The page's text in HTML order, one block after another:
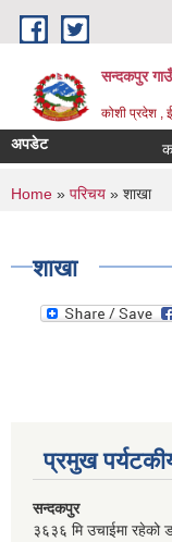
Skip to main content
सन्दकपुर
कोशी प्रदेश ,
अपडेट
You are
Home » परिचय » शाखा
शाखा
प्रमुख
सन्दकपुर
३६३६ मि उचाईमा रहेको